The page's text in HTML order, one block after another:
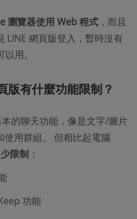
瀏覽器使用 Web 程式 ，而且
LINE 網頁版登入，暫時沒有
用。
版有什麼功能限制？
的聊天功能，像是文字/圖片
用群組。 但相比起電腦
限制 ：
功能